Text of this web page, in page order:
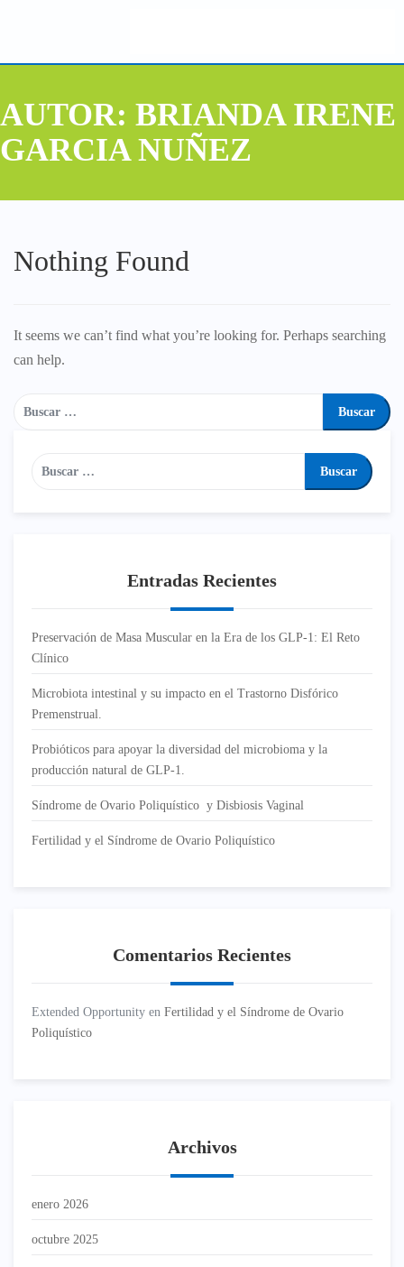
AUTOR: BRIANDA IRENE
GARCIA NUÑEZ
Nothing Found
It seems we can’t find what you’re looking for. Perhaps searching
can help.
Entradas Recientes
Preservación de Masa Muscular en la Era de los GLP-1: El Reto
Clínico
Microbiota intestinal y su impacto en el Trastorno Disfórico
Premenstrual.
Probióticos para apoyar la diversidad del microbioma y la
producción natural de GLP-1.
Síndrome de Ovario Poliquístico y Disbiosis Vaginal
Fertilidad y el Síndrome de Ovario Poliquístico
Comentarios Recientes
Extended Opportunity en Fertilidad y el Síndrome de Ovario
Poliquístico
Archivos
enero 2026
octubre 2025